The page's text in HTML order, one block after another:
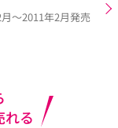
～2011年2月発売
れる